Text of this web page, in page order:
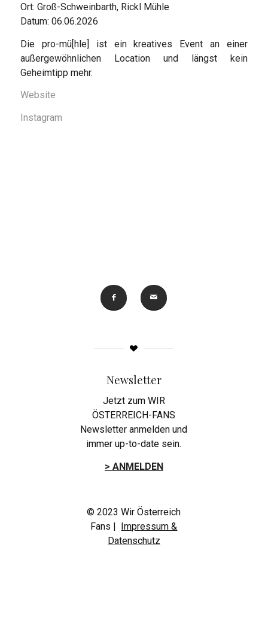
Ort: Groß-Schweinbarth, Rickl Mühle
Datum: 06.06.2026
Die pro-mü[hle] ist ein kreatives Event an einer
außergewöhnlichen Location und längst kein
Geheimtipp mehr.
Website
Instagram
Newsletter
Jetzt zum WIR
ÖSTERREICH-FANS
Newsletter anmelden und
immer up-to-date sein.
> ANMELDEN
© 2023 Wir Österreich
Fans |
Impressum &
Datenschutz